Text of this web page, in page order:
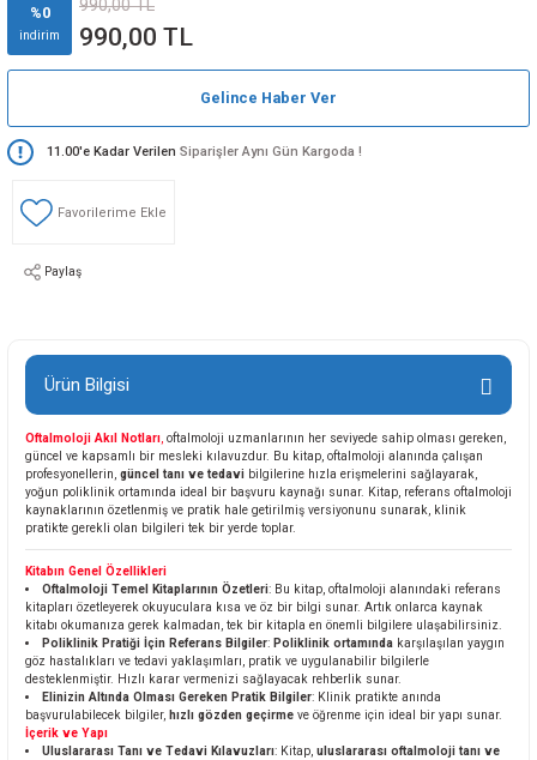
%0
indirim
990,00 TL
990,00 TL
Gelince Haber Ver
11.00'e Kadar Verilen Siparişler Aynı Gün Kargoda !
Paylaş
Ürün Bilgisi
Oftalmoloji Akıl Notları, oftalmoloji uzmanlarının her seviyede sahip olması gereken,
güncel ve kapsamlı bir mesleki kılavuzdur. Bu kitap, oftalmoloji alanında çalışan
profesyonellerin, güncel tanı ve tedavi bilgilerine hızla erişmelerini sağlayarak,
yoğun poliklinik ortamında ideal bir başvuru kaynağı sunar. Kitap, referans oftalmoloji
kaynaklarının özetlenmiş ve pratik hale getirilmiş versiyonunu sunarak, klinik
pratikte gerekli olan bilgileri tek bir yerde toplar.
Kitabın Genel Özellikleri
Oftalmoloji Temel Kitaplarının Özetleri: Bu kitap, oftalmoloji alanındaki referans
kitapları özetleyerek okuyuculara kısa ve öz bir bilgi sunar. Artık onlarca kaynak
kitabı okumanıza gerek kalmadan, tek bir kitapla en önemli bilgilere ulaşabilirsiniz.
Poliklinik Pratiği İçin Referans Bilgiler: Poliklinik ortamında karşılaşılan yaygın
göz hastalıkları ve tedavi yaklaşımları, pratik ve uygulanabilir bilgilerle
desteklenmiştir. Hızlı karar vermenizi sağlayacak rehberlik sunar.
Elinizin Altında Olması Gereken Pratik Bilgiler: Klinik pratikte anında
başvurulabilecek bilgiler, hızlı gözden geçirme ve öğrenme için ideal bir yapı sunar.
İçerik ve Yapı
Uluslararası Tanı ve Tedavi Kılavuzları: Kitap,uluslararası oftalmoloji tanı ve